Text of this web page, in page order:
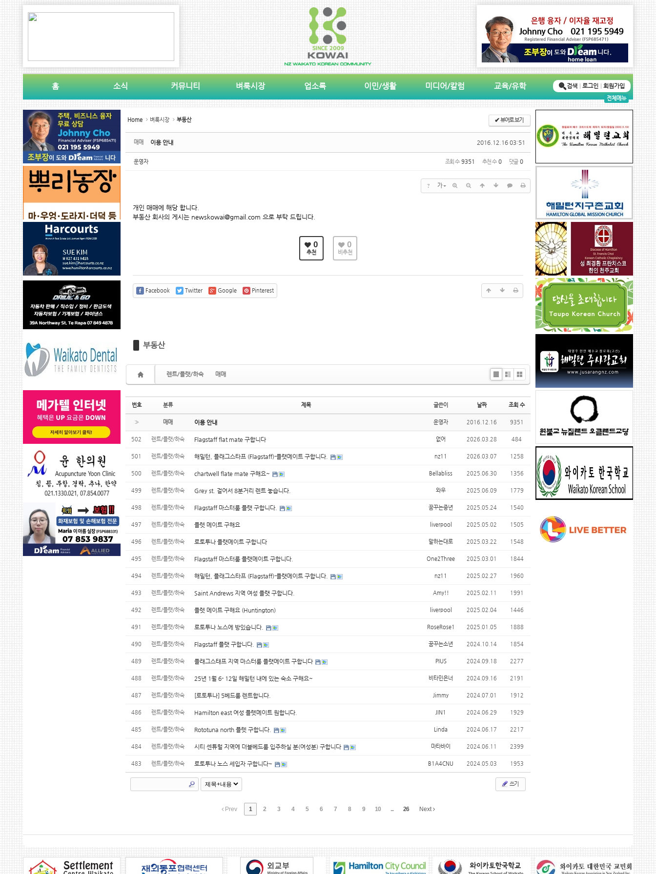
홈 소식 커뮤니티 벼룩시장 업소록 이민/생활 미디어/칼럼 교육/유학 검색 로그인 회원가입
전체메뉴
Home 벼룩시장 부동산 ✔뷰어로 보기
매매 2016.12.16 03:51
이용 안내
운영자 조회 수 9351 추천 수 0 댓글 0
? 가
개인 매매에 해당 합니다.
부동산 회사의 게시는 newskowai@gmail.com 으로 부탁 드립니다.
0
추천
0
비추천
Facebook Twitter Google Pinterest
부동산
렌트/플랫/하숙
매매
Li
Zi
e
G
le
ry
번호 분류 제목 글쓴이 날짜 조회 수
» 매매 이용 안내 운영자 2016.12.16 9351
502 렌트/플랫/하숙 Flagstaff flat mate 구합니다 없어 2026.03.28 484
501 렌트/플랫/하숙 해밀턴, 플래그스타프 (Flagstaff)-플랫메이트 구합니다. nz11 2026.03.07 1258
500 렌트/플랫/하숙 chartwell flate mate 구해요~ Bellabliss 2025.06.30 1356
499 렌트/플랫/하숙 Grey st. 걸어서 8분거리 렌트 놓습니다. 와우 2025.06.09 1779
498 렌트/플랫/하숙 Flagstaff 마스터룸 플랫 구합니다. 꿈꾸는중년 2025.05.24 1540
497 렌트/플랫/하숙 플렛 메이트 구해요 liverpool 2025.05.02 1505
496 렌트/플랫/하숙 로토투나 플랫메이트 구합니다 말하는대로 2025.03.22 1548
495 렌트/플랫/하숙 Flagstaff 마스터룸 플랫메이트 구합니다. One2Three 2025.03.01 1844
494 렌트/플랫/하숙 해밀턴, 플래그스타프 (Flagstaff)-플랫메이트 구합니다. nz11 2025.02.27 1960
493 렌트/플랫/하숙 Saint Andrews 지역 여성 플랫 구합니다. Amy!! 2025.02.11 1991
492 렌트/플랫/하숙 플렛 메이트 구해요 (Huntington) liverpool 2025.02.04 1446
491 렌트/플랫/하숙 로토투나 노스에 방있습니다. RoseRose1 2025.01.05 1888
490 렌트/플랫/하숙 Flagstaff 플랫 구합니다. 꿈꾸는소년 2024.10.14 1854
489 렌트/플랫/하숙 플래그스태프 지역 마스터룸 플랫메이트 구합니다 PIUS 2024.09.18 2277
488 렌트/플랫/하숙 25년 1월 6- 12일 해밀턴 내에 있는 숙소 구해요~ 비타민은너 2024.09.16 2191
487 렌트/플랫/하숙 [로토투나] 5베드룸 렌트합니다. Jimmy 2024.07.01 1912
486 렌트/플랫/하숙 Hamilton east 여성 플렛메이트 원합니다. JIN1 2024.06.29 1929
485 렌트/플랫/하숙 Rototuna north 플렛 구합니다. Linda 2024.06.17 2217
484 렌트/플랫/하숙 시티 센튜럴 지역에 더블베드룸 입주하실 분(여성분) 구합니다 마타바이 2024.06.11 2399
483 렌트/플랫/하숙 로토투나 노스 세입자 구합니다~ B1A4CNU 2024.05.03 1953
쓰기
Prev 1 2 3 4 5 6 7 8 9 10 ... 26 Next
Sketchbook5, 스케치북5
Sketchbook5, 스케치북5
Sketchbook5, 스케치북5
Sketchbook5, 스케치북5